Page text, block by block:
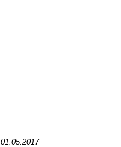
01.05.2017